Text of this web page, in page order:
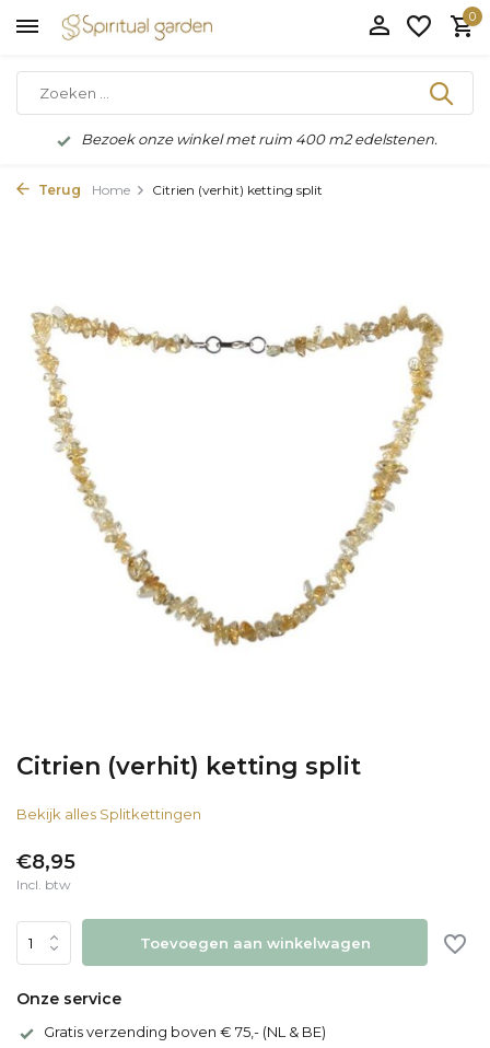
0
Bezoek onze winkel met ruim 400 m2 edelstenen.
Terug Home Citrien (verhit) ketting split
Citrien (verhit) ketting split
Bekijk alles Splitkettingen
€8,95
Incl. btw
Toevoegen aan winkelwagen
Onze service
Gratis verzending boven € 75,- (NL & BE)